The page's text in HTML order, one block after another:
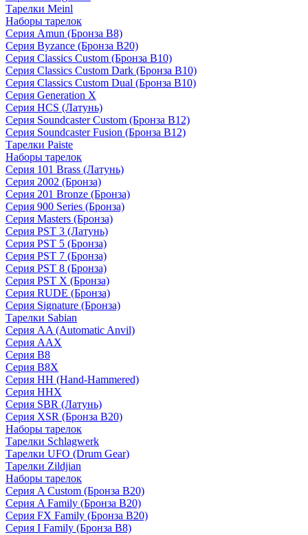
Тарелки Meinl
Наборы тарелок
Серия Amun (Бронза B8)
Серия Byzance (Бронза B20)
Серия Classics Custom (Бронза B10)
Серия Classics Custom Dark (Бронза B10)
Серия Classics Custom Dual (Бронза B10)
Серия Generation X
Серия HCS (Латунь)
Серия Soundcaster Custom (Бронза B12)
Серия Soundcaster Fusion (Бронза B12)
Тарелки Paiste
Наборы тарелок
Серия 101 Brass (Латунь)
Серия 2002 (Бронза)
Серия 201 Bronze (Бронза)
Серия 900 Series (Бронза)
Серия Masters (Бронза)
Серия PST 3 (Латунь)
Серия PST 5 (Бронза)
Серия PST 7 (Бронза)
Серия PST 8 (Бронза)
Серия PST X (Бронза)
Серия RUDE (Бронза)
Серия Signature (Бронза)
Тарелки Sabian
Серия AA (Automatic Anvil)
Серия AAX
Серия B8
Серия B8X
Серия HH (Hand-Hammered)
Серия HHX
Серия SBR (Латунь)
Серия XSR (Бронза B20)
Наборы тарелок
Тарелки Schlagwerk
Тарелки UFO (Drum Gear)
Тарелки Zildjian
Наборы тарелок
Серия A Custom (Бронза B20)
Серия A Family (Бронза B20)
Серия FX Family (Бронза B20)
Серия I Family (Бронза B8)